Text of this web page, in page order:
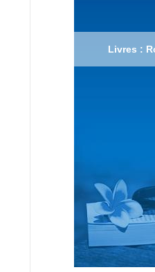
Livres :